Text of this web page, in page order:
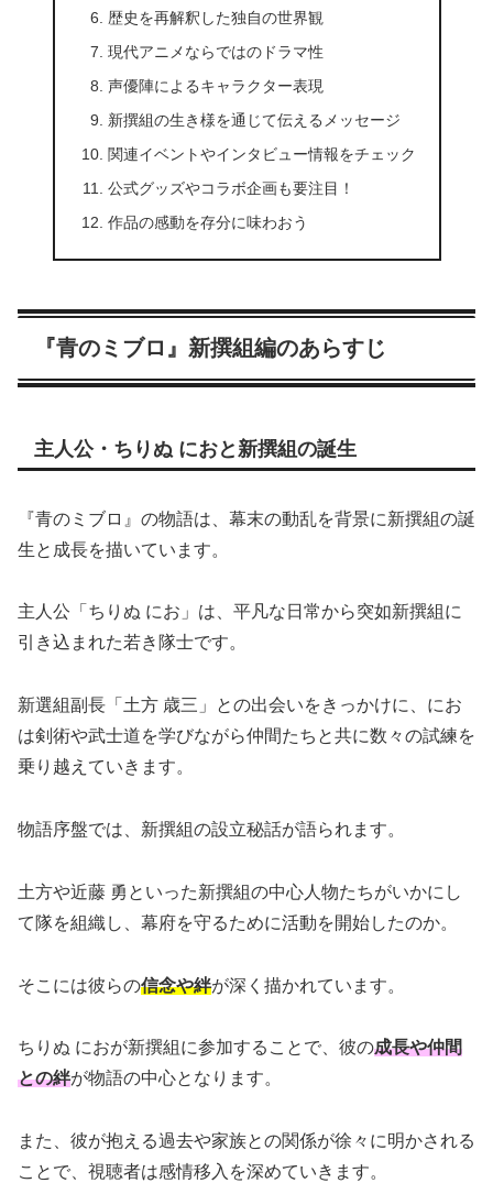
歴史を再解釈した独自の世界観
現代アニメならではのドラマ性
声優陣によるキャラクター表現
新撰組の生き様を通じて伝えるメッセージ
関連イベントやインタビュー情報をチェック
公式グッズやコラボ企画も要注目！
作品の感動を存分に味わおう
『青のミブロ』新撰組編のあらすじ
主人公・ちりぬ におと新撰組の誕生
『青のミブロ』の物語は、幕末の動乱を背景に新撰組の誕
生と成長を描いています。
主人公「ちりぬ にお」は、平凡な日常から突如新撰組に
引き込まれた若き隊士です。
新選組副長「土方 歳三」との出会いをきっかけに、にお
は剣術や武士道を学びながら仲間たちと共に数々の試練を
乗り越えていきます。
物語序盤では、新撰組の設立秘話が語られます。
土方や近藤 勇といった新撰組の中心人物たちがいかにし
て隊を組織し、幕府を守るために活動を開始したのか。
そこには彼らの信念や絆が深く描かれています。
ちりぬ におが新撰組に参加することで、彼の成長や仲間
との絆が物語の中心となります。
また、彼が抱える過去や家族との関係が徐々に明かされる
ことで、視聴者は感情移入を深めていきます。